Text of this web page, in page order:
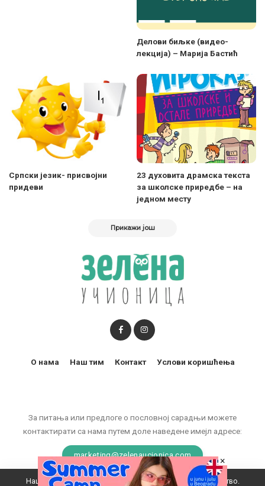
Делови биљке (видео-
лекција) – Марија Бастић
Српски језик- присвојни
придеви
23 духовита драмска текста
за школске приредбе – на
једном месту
Прикажи још
За питања или предлоге о пословној сарадњи можете
контактирати са нама путем доле наведене имејл адресе:
marketing@zelenaucionica.com
О нама Наш тим Контакт Услови коришћења
Наш вебсајт користи колачиће да побољша ваше искуство.
×